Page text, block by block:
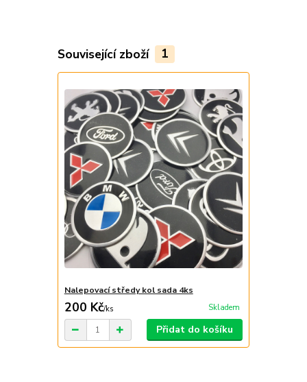
Související zboží 1
Nalepovací středy kol sada 4ks
200 Kč/ks Skladem
Přidat do košíku